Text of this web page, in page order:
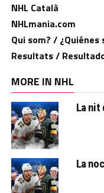
NHL Català
NHLmania.com
Qui som? / ¿Quiénes
Resultats /
MORE IN NHL
La nit
La